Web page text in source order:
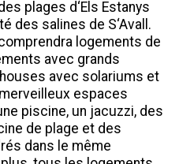
plages d‘Els Estanys
des salines de S‘Avall.
logements de
avec grands
avec solariums et
espaces
piscine, un jacuzzi, des
de plage et des
dans le même